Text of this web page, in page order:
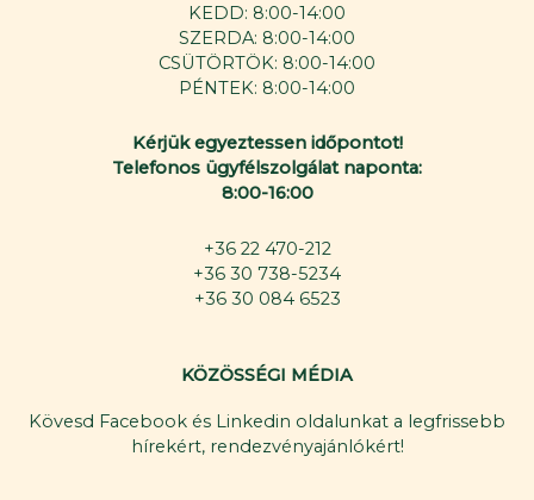
KEDD: 8:00-14:00
SZERDA: 8:00-14:00
CSÜTÖRTÖK: 8:00-14:00
PÉNTEK: 8:00-14:00
Kérjük egyeztessen időpontot!
Telefonos ügyfélszolgálat naponta:
8:00-16:00
+36 22 470-212
+36 30 738-5234
+36 30 084 6523
KÖZÖSSÉGI MÉDIA
Kövesd Facebook és Linkedin oldalunkat a legfrissebb
hírekért, rendezvényajánlókért!